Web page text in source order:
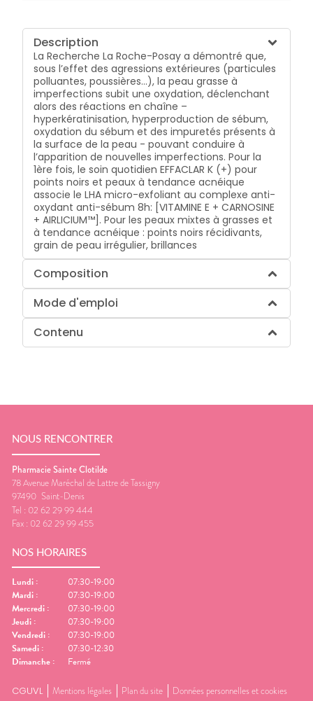
Description
La Recherche La Roche-Posay a démontré que,
sous l’effet des agressions extérieures (particules
polluantes, poussières…), la peau grasse à
imperfections subit une oxydation, déclenchant
alors des réactions en chaîne –
hyperkératinisation, hyperproduction de sébum,
oxydation du sébum et des impuretés présents à
la surface de la peau - pouvant conduire à
l’apparition de nouvelles imperfections. Pour la
1ère fois, le soin quotidien EFFACLAR K (+) pour
points noirs et peaux à tendance acnéique
associe le LHA micro-exfoliant au complexe anti-
oxydant anti-sébum 8h: [VITAMINE E + CARNOSINE
+ AIRLICIUM™]. Pour les peaux mixtes à grasses et
à tendance acnéique : points noirs récidivants,
grain de peau irrégulier, brillances
Composition
Mode d'emploi
Contenu
NOUS RENCONTRER
Pharmacie Sainte Clotilde
78 Avenue Maréchal de Lattre de Tassigny
97490 Saint-Denis
Tel : 02 62 29 99 444
Fax : 02 62 29 99 455
NOS HORAIRES
Lundi :
07:30-19:00
Mardi :
07:30-19:00
Mercredi :
07:30-19:00
Jeudi :
07:30-19:00
Vendredi :
07:30-19:00
Samedi :
07:30-12:30
Dimanche : Fermé
CGUVL Mentions légales Plan du site Données personnelles et cookies